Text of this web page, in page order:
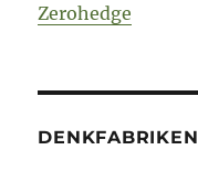
Zerohedge
DENKFABRIKEN